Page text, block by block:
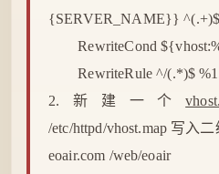
{SERVER_NAME}} ^(.+)$
RewriteCond
RewriteRule ^/(.*)$
2.新建一个
/etc/httpd/vhost.map 写入二
eoair.com /web/eoair